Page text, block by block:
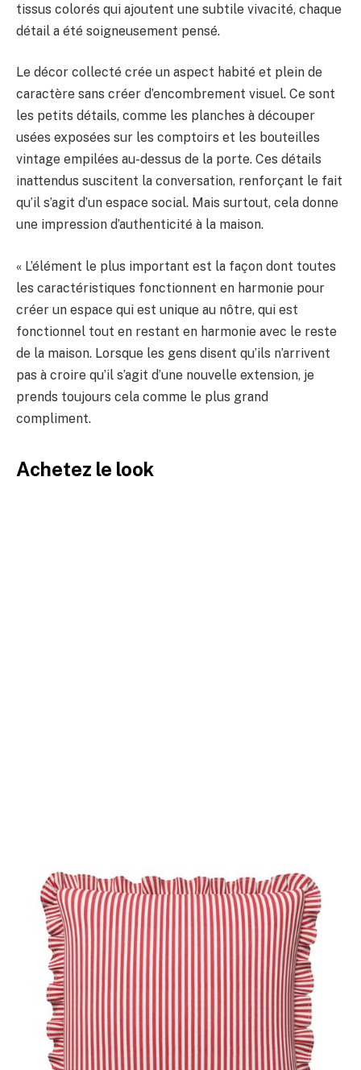
tissus colorés qui ajoutent une subtile vivacité, chaque
détail a été soigneusement pensé.
Le décor collecté crée un aspect habité et plein de
caractère sans créer d’encombrement visuel. Ce sont
les petits détails, comme les planches à découper
usées exposées sur les comptoirs et les bouteilles
vintage empilées au-dessus de la porte. Ces détails
inattendus suscitent la conversation, renforçant le fait
qu’il s’agit d’un espace social. Mais surtout, cela donne
une impression d’authenticité à la maison.
« L’élément le plus important est la façon dont toutes
les caractéristiques fonctionnent en harmonie pour
créer un espace qui est unique au nôtre, qui est
fonctionnel tout en restant en harmonie avec le reste
de la maison. Lorsque les gens disent qu’ils n’arrivent
pas à croire qu’il s’agit d’une nouvelle extension, je
prends toujours cela comme le plus grand
compliment.
Achetez le look